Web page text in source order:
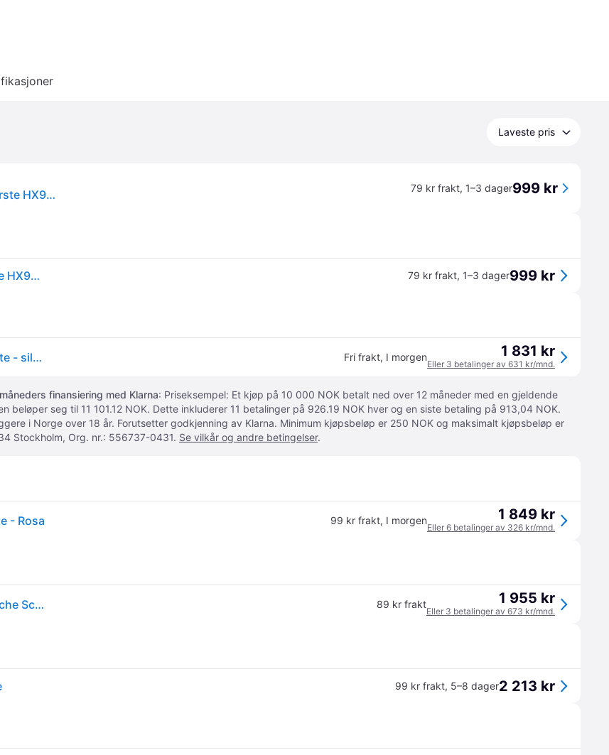
Laveste pris
Philips Sonicare DiamondClean 9000 elektrisk tannbørste HX991184 rosa 79 kr frakt, 1–3 dager999 kr
Philips Sonicare DiamondClean 9000 elektrisk tannbørste HX991184 rosa 79 kr frakt, 1–3 dager999 kr
Philips Sonicare DiamondClean 9000 HX9911 - Tannbørste - silk pink to white gradient Fri frakt, I morgen 1 831 kr
Eller 3 betalinger av 631 kr/mnd.
finansiering med Klarna: Priseksempel: Et kjøp på 10 000 NOK betalt ned over 12 måneder med en gjeldende
beløper seg til 11 101.12 NOK. Dette inkluderer 11 betalinger på 926.19 NOK hver og en siste betaling på 913,04 NOK.
i Norge over 18 år. Forutsetter godkjenning av Klarna. Minimum kjøpsbeløp er 250 NOK og maksimalt kjøpsbeløp er
Stockholm, Org. nr.: 556737-0431. Se vilkår og andre betingelser.
- Rosa 99 kr frakt, I morgen 1 849 kr
Eller 6 betalinger av 326 kr/mnd.
Philips Sonicare DiamondClean 9000 HX9911/84 Elektrische Schallzahnbürste Special Edition (HX9911/84) 89 kr frakt 1 955 kr
Eller 3 betalinger av 673 kr/mnd.
99 kr frakt, 5–8 dager2 213 kr